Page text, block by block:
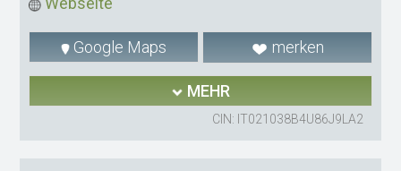
Google Maps merken
MEHR
CIN: IT021038B4U86J9LA2